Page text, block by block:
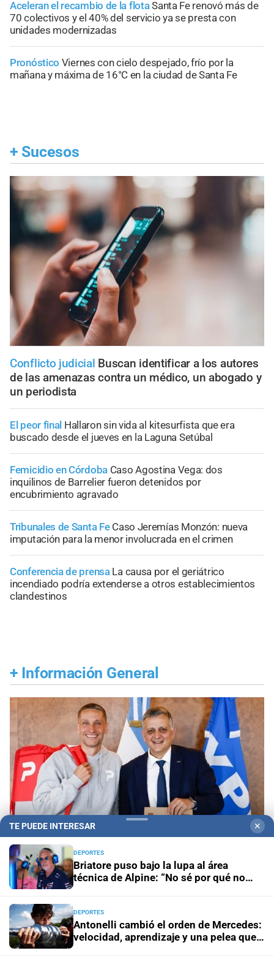
Aceleran el recambio de la flotaSanta Fe renovó más de
70 colectivos y el 40% del servicio ya se presta con
unidades modernizadas
Pronóstico Viernes con cielo despejado, frío por la
mañana y máxima de 16°C en la ciudad de Santa Fe
+ Sucesos
Conflicto judicial Buscan identificar a los autores
de las amenazas contra un médico, un abogado y
un periodista
El peor final Hallaron sin vida al kitesurfista que era
buscado desde el jueves en la Laguna Setúbal
Femicidio en Córdoba Caso Agostina Vega: dos
inquilinos de Barrelier fueron detenidos por
encubrimiento agravado
Tribunales de Santa Fe Caso Jeremías Monzón: nueva
imputación para la menor involucrada en el crimen
Conferencia de prensa La causa por el geriátrico
incendiado podría extenderse a otros establecimientos
clandestinos
+ Información General
Alianza comercial YPF y PedidosYa fortalecen la
delivery del país
Propiedad privada y derechos
Fiscalías ambientales
TE PUEDE INTERESAR ✕
DEPORTES
Briatore puso bajo la lupa al área
técnica de Alpine: “No sé por qué no
DEPORTES
Antonelli cambió el orden de Mercedes:
velocidad, aprendizaje y una pelea que